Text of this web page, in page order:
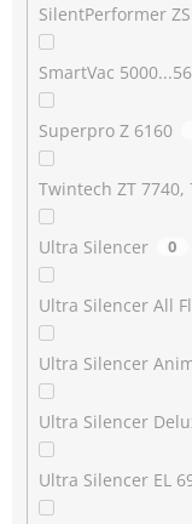
SilentPerformer
SmartVac
Superpro Z 6160
Twintech ZT 7740,
Ultra Silencer 0
Ultra Silencer All
Ultra Silencer
Ultra Silencer
Ultra Silencer EL